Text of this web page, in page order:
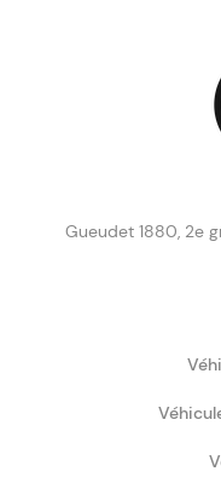
Gueudet 1880, 2e